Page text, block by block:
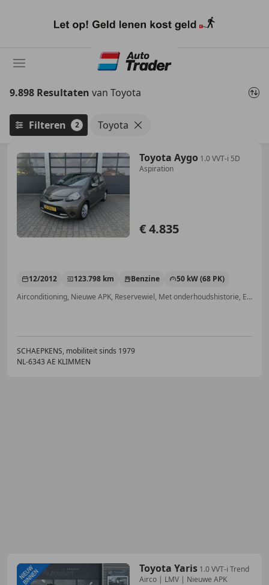
naar
9.898 Resultaten van Toyota
Filteren 2 Toyota
Toyota Aygo 1.0 VVT-i 5D
Aspiration
€ 4.835
12/2012 123.798 km Benzine
50 kW (68 PK)
Airconditioning, Nieuwe APK, Reservewiel, Met onderhoudshistorie, Emergency Brake Assist, CD, Radio, Zij-airbags
SCHAEPKENS, mobiliteit sinds 1979
NL-6343 AE KLIMMEN
Toyota Yaris 1.0 VVT-i Trend
Airco | LMV | Nieuwe APK